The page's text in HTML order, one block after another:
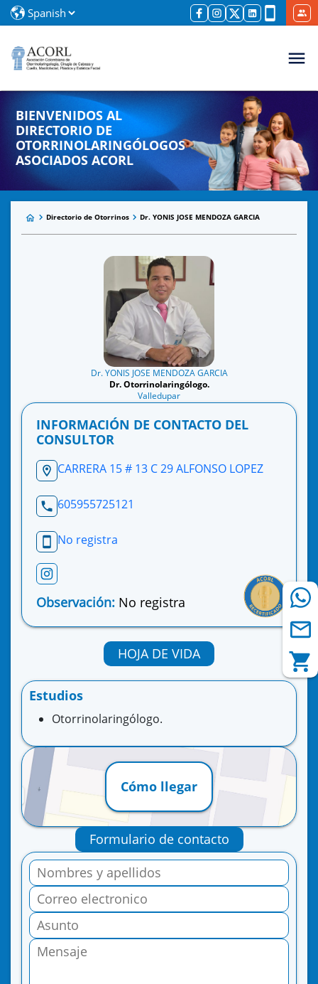
BIENVENIDOS AL
DIRECTORIO DE
OTORRINOLARINGÓLOGOS
ASOCIADOS ACORL
Directorio de Otorrinos Dr. YONIS JOSE MENDOZA GARCIA
Dr. YONIS JOSE MENDOZA GARCIA
Dr. Otorrinolaringólogo.
Valledupar
INFORMACIÓN DE CONTACTO DEL
CONSULTOR
CARRERA 15 # 13 C 29 ALFONSO LOPEZ
605955725121
No registra
Observación: No registra
HOJA DE VIDA
Estudios
Otorrinolaringólogo.
Cómo llegar
Formulario de contacto